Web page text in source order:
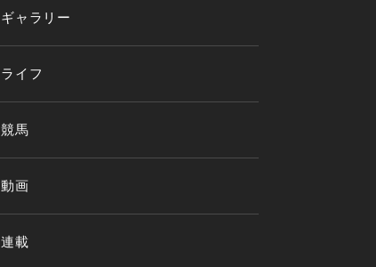
ギャラリー
ライフ
競馬
動画
連載